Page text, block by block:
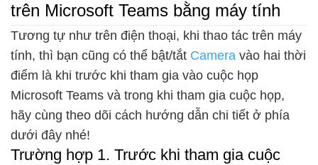
trên Microsoft Teams bằng máy tính
Tương tự như trên điện thoại, khi thao tác trên máy
tính, thì bạn cũng có thể bật/tắt Camera vào hai thời
điểm là khi trước khi tham gia vào cuộc họp
Microsoft Teams và trong khi tham gia cuộc họp,
hãy cùng theo dõi cách hướng dẫn chi tiết ở phía
dưới đây nhé!
Trường hợp 1. Trước khi tham gia cuộc